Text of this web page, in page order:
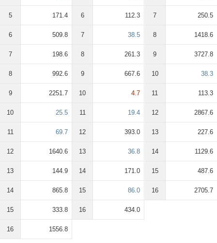
5 171.4
6 509.8
7 198.6
8 992.6
9 2251.7
10 25.5
11 69.7
12 1640.6
13 144.9
14 865.8
15 333.8
16 1556.8
6 112.3
7 38.5
8 261.3
9 667.6
10 4.7
11 19.4
12 393.0
13 36.8
14 171.0
15 86.0
16 434.0
7 250.5
8 1418.6
9 3727.8
10 38.3
11 113.3
12 2867.6
13 227.6
14 1129.6
15 487.6
16 2705.7